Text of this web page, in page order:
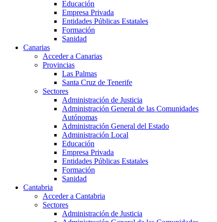
Educación
Empresa Privada
Entidades Públicas Estatales
Formación
Sanidad
Canarias
Acceder a Canarias
Provincias
Las Palmas
Santa Cruz de Tenerife
Sectores
Administración de Justicia
Administración General de las Comunidades
Autónomas
Administración General del Estado
Administración Local
Educación
Empresa Privada
Entidades Públicas Estatales
Formación
Sanidad
Cantabria
Acceder a Cantabria
Sectores
Administración de Justicia